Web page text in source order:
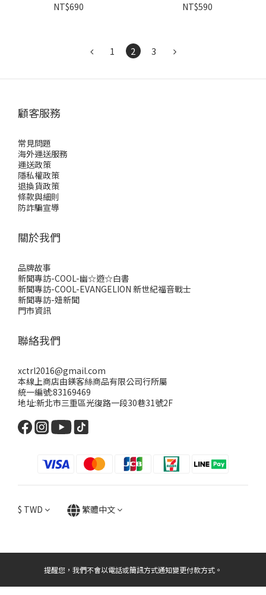
NT$690
NT$590
1 2 3
顧客服務
常見問題
海外運送服務
運送政策
隱私權政策
退換貨政策
條款與細則
防詐騙宣導
關於我們
品牌故事
新聞專訪-COOL-幽☆遊☆白書
新聞專訪-COOL-EVANGELION 新世紀福音戰士
新聞專訪-妞新聞
門市資訊
聯絡我們
xctrl2016@gmail.com
本線上商店由鎂客絲商品有限公司行所屬
統一編號:83169469
地址:新北市三重區光復路一段30巷31號2F
$ TWD 繁體中文
提醒您，我們不會以電話或簡訊方式通知變更付款方式。